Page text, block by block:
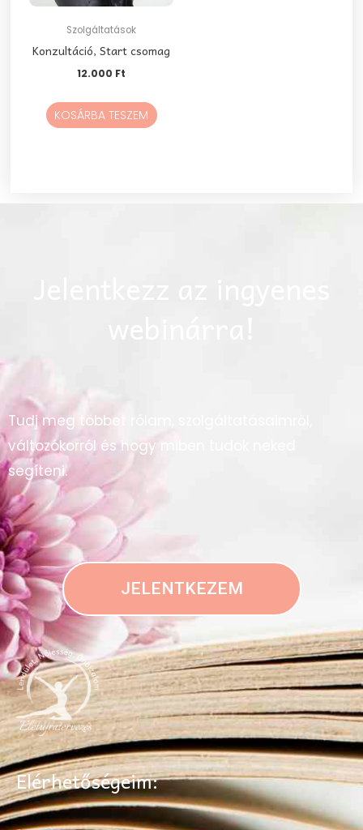
Szolgáltatások
Konzultáció, Start csomag
12.000 Ft
KOSÁRBA TESZEM
Elérhetőségeim:
Tudj meg többet rólam, szolgáltatásaimről,
változókorról és hogy miben tudok neked
segíteni.
JELENTKEZEM